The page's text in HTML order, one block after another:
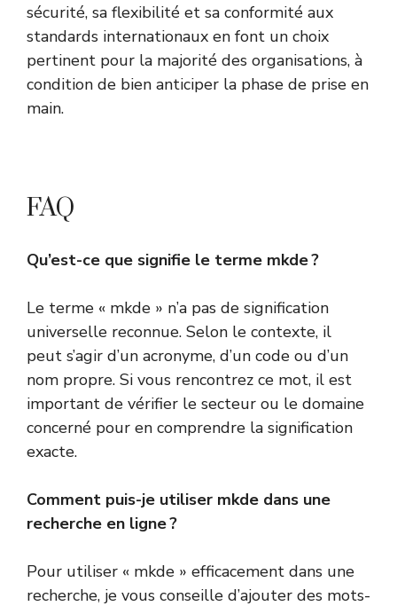
sécurité, sa flexibilité et sa conformité aux
standards internationaux en font un choix
pertinent pour la majorité des organisations, à
condition de bien anticiper la phase de prise en
main.
FAQ
Qu’est-ce que signifie le terme mkde ?
Le terme « mkde » n’a pas de signification
universelle reconnue. Selon le contexte, il
peut s’agir d’un acronyme, d’un code ou d’un
nom propre. Si vous rencontrez ce mot, il est
important de vérifier le secteur ou le domaine
concerné pour en comprendre la signification
exacte.
Comment puis-je utiliser mkde dans une
recherche en ligne ?
Pour utiliser « mkde » efficacement dans une
recherche, je vous conseille d’ajouter des mots-